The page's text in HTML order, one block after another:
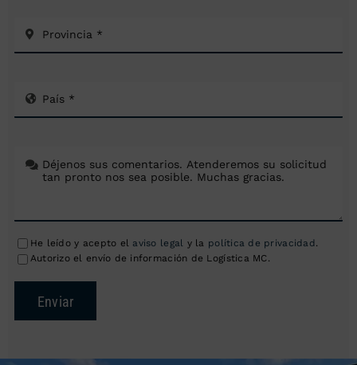
He leído y acepto el aviso legal y la política de privacidad.
Autorizo el envío de información de Logística MC.
Enviar